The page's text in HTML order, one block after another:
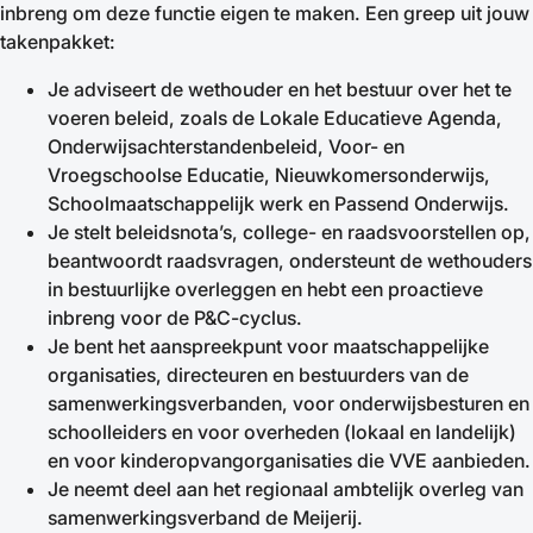
inbreng om deze functie eigen te maken. Een greep uit jouw
takenpakket:
Je adviseert de wethouder en het bestuur over het te
voeren beleid, zoals de Lokale Educatieve Agenda,
Onderwijsachterstandenbeleid, Voor- en
Vroegschoolse Educatie, Nieuwkomersonderwijs,
Schoolmaatschappelijk werk en Passend Onderwijs.
Je stelt beleidsnota’s, college- en raadsvoorstellen op,
beantwoordt raadsvragen, ondersteunt de wethouders
in bestuurlijke overleggen en hebt een proactieve
inbreng voor de P&C-cyclus.
Je bent het aanspreekpunt voor maatschappelijke
organisaties, directeuren en bestuurders van de
samenwerkingsverbanden, voor onderwijsbesturen en
schoolleiders en voor overheden (lokaal en landelijk)
en voor kinderopvangorganisaties die VVE aanbieden.
Je neemt deel aan het regionaal ambtelijk overleg van
samenwerkingsverband de Meijerij.